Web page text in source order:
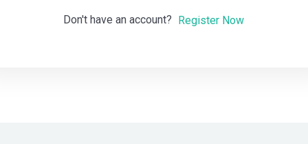
Don't have an account? Register Now